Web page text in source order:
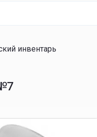
инвентарь